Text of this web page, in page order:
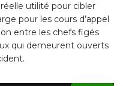
utilité pour cibler
pour les cours d’appel
entre les chefs figés
qui demeurent ouverts